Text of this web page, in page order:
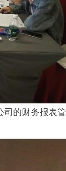
的财务报表